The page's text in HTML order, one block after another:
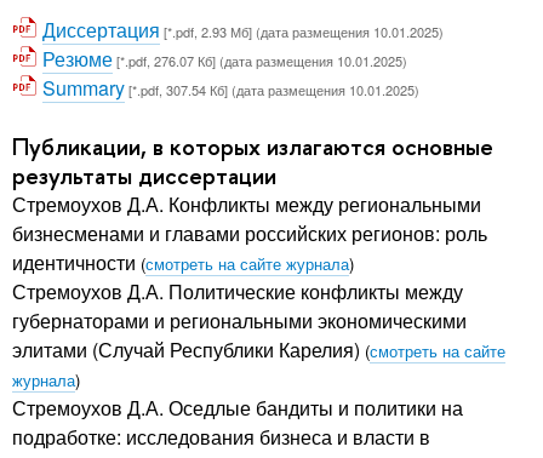
Диссертация [*.pdf, 2.93 Мб] (дата размещения 10.01.2025)
Резюме[*.pdf, 276.07 Кб] (дата размещения 10.01.2025)
Summary[*.pdf, 307.54 Кб] (дата размещения 10.01.2025)
Публикации, в которых излагаются основные
результаты диссертации
Стремоухов Д.А. Конфликты между региональными
бизнесменами и главами российских регионов: роль
идентичности (смотреть на сайте журнала)
Стремоухов Д.А. Политические конфликты между
губернаторами и региональными экономическими
элитами (Случай Республики Карелия) (смотреть на сайте
журнала)
Стремоухов Д.А. Оседлые бандиты и политики на
подработке: исследования бизнеса и власти в